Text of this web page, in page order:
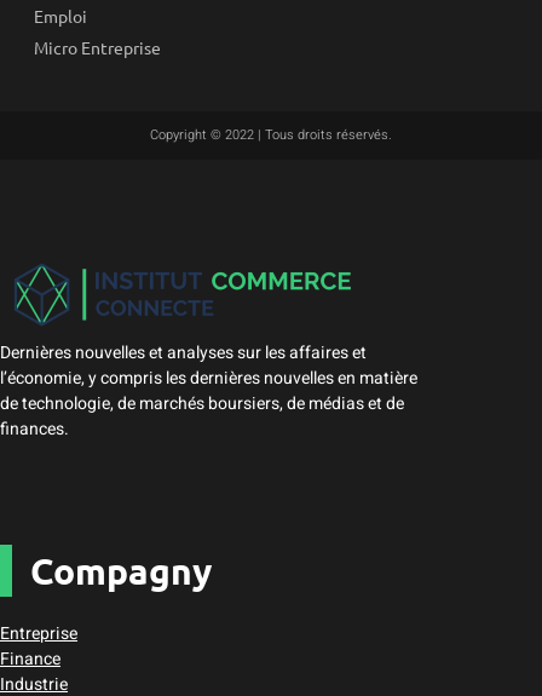
Emploi
Micro Entreprise
Copyright © 2022 | Tous droits réservés.
Dernières nouvelles et analyses sur les affaires et
l’économie, y compris les dernières nouvelles en matière
de technologie, de marchés boursiers, de médias et de
finances.
Compagny
Entreprise
Finance
Industrie